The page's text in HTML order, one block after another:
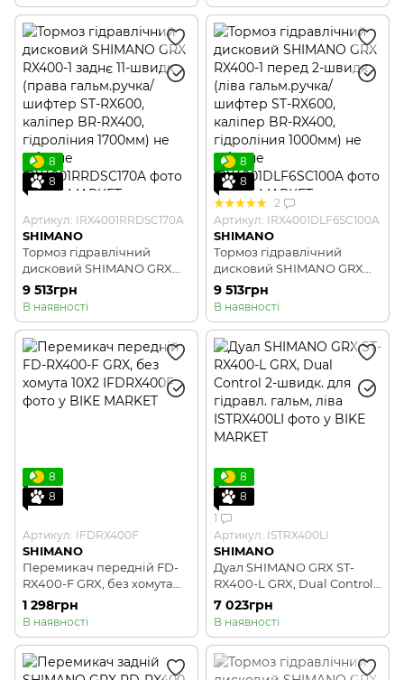
гідроліния 1700мм) не
зібране
гідроліния 1000мм) не
зібране
8
8
Артикул: IRX4001RRDSC170A
SHIMANO
Тормоз гідравлічний
дисковий SHIMANO GRX
RX400-1 заднє 11-швидк
(права гальм.ручка/
BR-RX400, гідроліния
1700мм) не зібране
9 513грн
В наявності
8
8
2
Артикул: IRX4001DLF6SC100A
SHIMANO
Тормоз гідравлічний
дисковий SHIMANO GRX
RX400-1 перед 2-швидк
(ліва гальм.ручка/шифтер
RX400, гідроліния 1000мм)
не зібране
9 513грн
В наявності
8
8
Артикул: IFDRX400F
SHIMANO
Перемикач передній FD-
RX400-F GRX, без хомута
10Х2
1 298грн
В наявності
8
8
1
Артикул: ISTRX400LI
SHIMANO
Дуал SHIMANO GRX ST-
RX400-L GRX, Dual Control
2-швидк. для гідравл.
гальм, ліва
7 023грн
В наявності